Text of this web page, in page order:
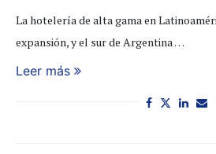
La hotelería de alta gama en
expansión, y el sur de Argentina …
Leer más